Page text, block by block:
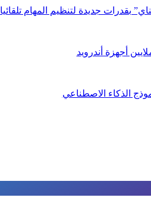
بقدرات جديدة لتنظيم المهام تلقائيا
أجهزة أندرويد
الذكاء الاصطناعي